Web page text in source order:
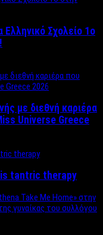
Ελληνικό Σχολείo 1ο
με διεθνή καριέρα
Universe Greece
tantric therapy